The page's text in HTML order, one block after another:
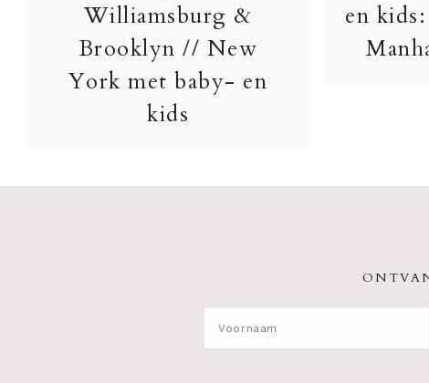
Williamsburg &
Brooklyn // New
York met baby- en
kids
en